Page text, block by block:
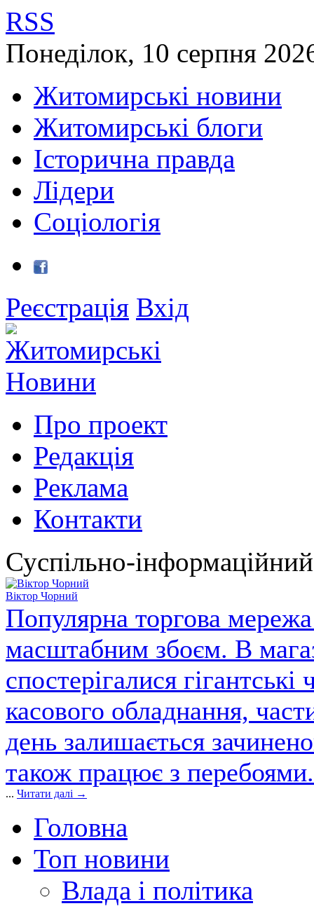
RSS
Понеділок, 10 серпня
Житомирські новини
Житомирські блоги
Історична правда
Лідери
Соціологія
Реєстрація Вхід
Про проект
Редакція
Реклама
Контакти
Суспільно-
Віктор Чорний
Популярна торгова
масштабним збоєм. В
спостерігалися
касового обладнання,
день залишається
також працює з
... Читати далі →
Головна
Топ новини
Влада і політика